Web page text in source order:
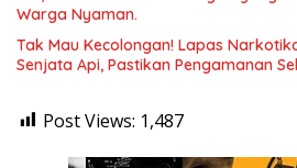
Warga Nyaman.
Tak Mau Kecolongan! Lapas
Senjata Api, Pastikan Pengamanan
Post Views: 1,487